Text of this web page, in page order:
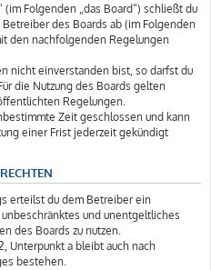
(im Folgenden „das Board“) schließt du
des Boards ab (im Folgenden
den nachfolgenden Regelungen
nicht einverstanden bist, so darfst du
die Nutzung des Boards gelten
Regelungen.
Zeit geschlossen und kann
einer Frist jederzeit gekündigt
erteilst du dem Betreiber ein
und unentgeltliches
des Boards zu nutzen.
Unterpunkt a bleibt auch nach
bestehen.